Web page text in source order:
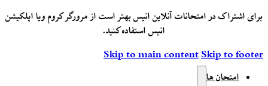
برای اشتراک در امتحانات آنلاین انیس بهتر است از مرورگر کروم ویا اپلکیشن
انیس استفاده کنید.
Skip to main contentSkip to footer
امتحان ها